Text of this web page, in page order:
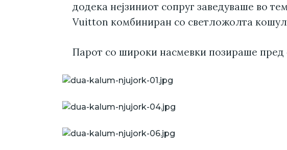
додека нејзиниот сопруг заведуваше во
Vuitton комбиниран со светложолта
Парот со широки насмевки позираше пред